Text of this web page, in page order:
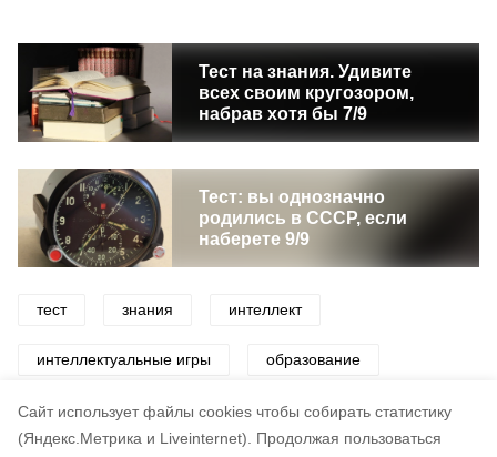
Cайт использует файлы cookies чтобы собирать статистику
(Яндекс.Метрика и Liveinternet).
Продолжая пользоваться
Тест на знания. Удивите
всех своим кругозором,
набрав хотя бы 7/9
Тест: вы однозначно
родились в СССР, если
наберете 9/9
тест знания интеллект
интеллектуальные игры образование
словарный запас слова